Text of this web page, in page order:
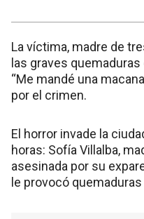
La víctima, madre de
las graves
“Me mandé una
por el crimen.
El horror invade la
horas: Sofía Villalba,
asesinada por su
le provocó